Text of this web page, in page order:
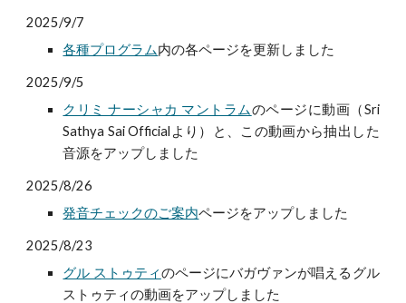
2025/9/7
各種プログラム内の各ページを更新しました
2025/9/5
クリミ ナーシャカ マントラムのページに動画（Sri
Sathya Sai Officialより）と、この動画から抽出した
音源をアップしました
2025/8/26
発音チェックのご案内ページをアップしました
2025/8/23
グル ストゥティのページにバガヴァンが唱えるグル
ストゥティの動画をアップしました